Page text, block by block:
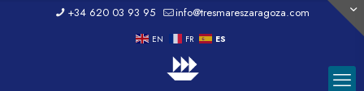
+34 620 03 93 95 info@tresmareszaragoza.com
EN FR ES